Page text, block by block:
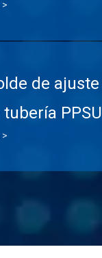
>
de ajuste
tubería PPSU
>